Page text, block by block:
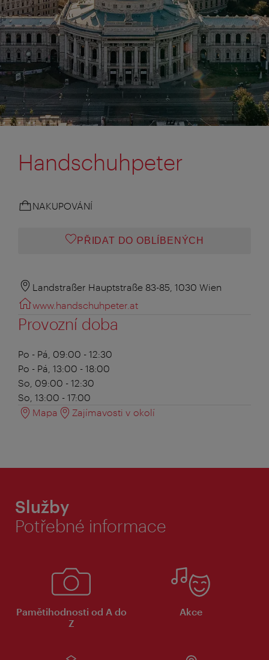
Handschuhpeter
NAKUPOVÁNÍ
PŘIDAT DO OBLÍBENÝCH
Landstraßer Hauptstraße 83-85, 1030 Wien
www.handschuhpeter.at
Provozní doba
Po - Pá, 09:00 - 12:30
Po - Pá, 13:00 - 18:00
So, 09:00 - 12:30
So, 13:00 - 17:00
Mapa
Zajímavosti v okolí
Služby
Potřebné informace
Pamětihodnosti od A do
Z
Akce